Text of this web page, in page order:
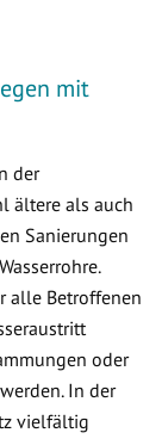
mit
der
ältere als auch
Sanierungen
alle Betroffenen
oder
In der
vielfältig